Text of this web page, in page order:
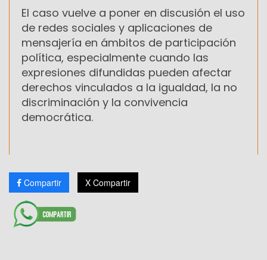
El caso vuelve a poner en discusión el uso
de redes sociales y aplicaciones de
mensajería en ámbitos de participación
política, especialmente cuando las
expresiones difundidas pueden afectar
derechos vinculados a la igualdad, la no
discriminación y la convivencia
democrática.
Compartir X Compartir